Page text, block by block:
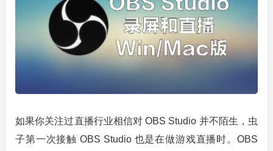
如果你关注过直播行业相信对 OBS Studio 并不陌生，虫
子第一次接触 OBS Studio 也是在做游戏直播时。OBS